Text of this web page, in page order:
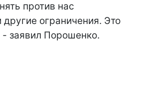
против нас
ограничения. Это
заявил Порошенко.